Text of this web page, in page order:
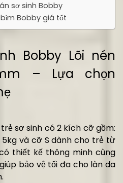
sơ sinh Bobby
Bobby giá tốt
Bobby Lõi nén
– Lựa chọn
sơ sinh có 2 kích cỡ gồm:
và cỡ S dành cho trẻ từ
thiết kế thông minh cùng
bảo vệ tối đa cho làn da